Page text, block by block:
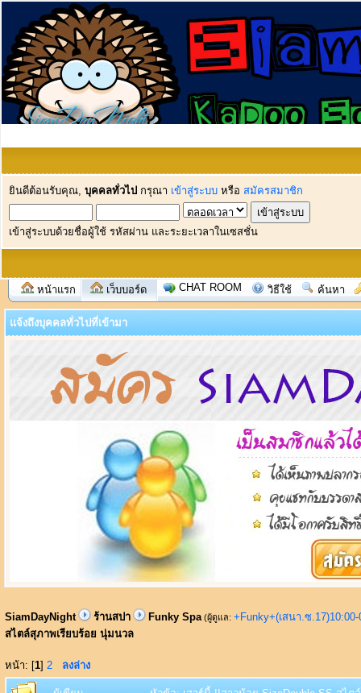
ยินดีต้อนรับคุณ, บุคคลทั่วไป กรุณา เข้าสู่ระบบ หรือ สมัครสมาชิก
เข้าสู่ระบบด้วยชื่อผู้ใช้ รหัสผ่าน และระยะเวลาในเซสชั่น
หน้าแรก เว็บบอร์ด CHAT ROOM วิธีใช้ ค้นหา
แจ้งถึงบุคคลทั่วไปที่เข้ามา
SiamDayNight ร้านสปา Funky Spa (ผู้ดูแล: +Funky+(เสนา.ซ
สไตล์สุภาพเรียบร้อย นุ่มนวล
หน้า: [1] 2 ลงล่าง